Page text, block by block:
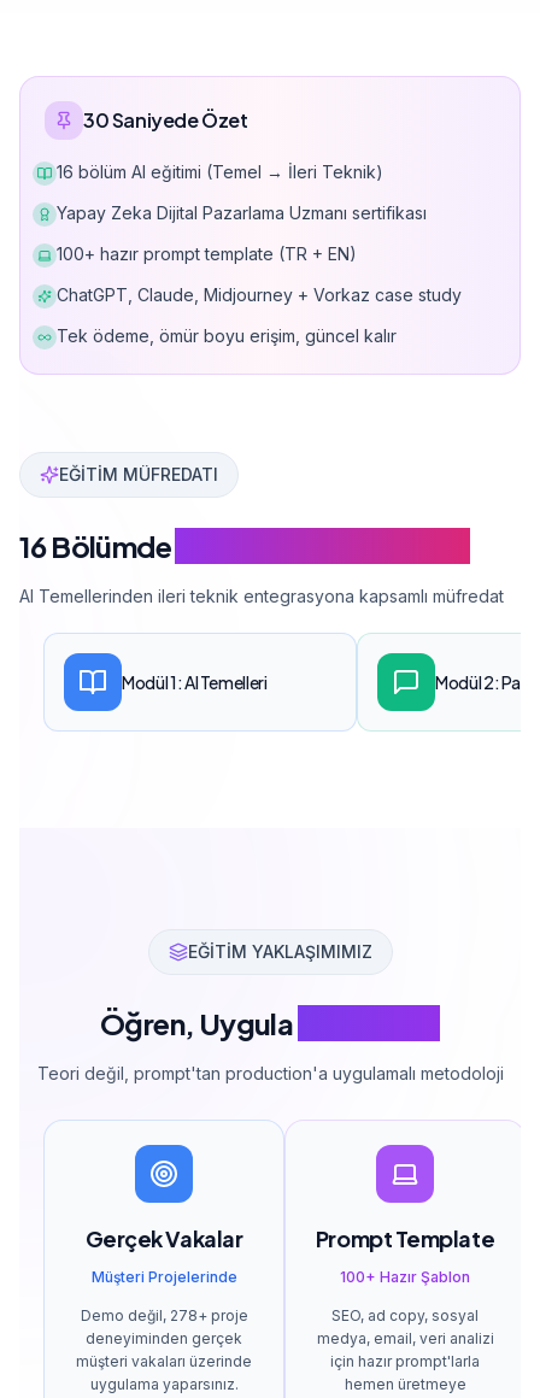
30 Saniyede Özet
16 bölüm AI eğitimi (Temel → İleri Teknik)
Yapay Zeka Dijital Pazarlama Uzmanı sertifikası
100+ hazır prompt template (TR + EN)
ChatGPT, Claude, Midjourney + Vorkaz case study
Tek ödeme, ömür boyu erişim, güncel kalır
Can Davarcı, 278+ proje deneyimi ile yapay zekayı
EĞİTİM MÜFREDATI
16 Bölümde
AI Temellerinden ileri teknik entegrasyona kapsamlı müfredat
Modül 1: AI Temelleri Modül 2:
EĞİTİM YAKLAŞIMIMIZ
Öğren, Uygula
Teori değil, prompt'tan production'a uygulamalı metodoloji
Gerçek Vakalar
Müşteri Projelerinde
Demo değil, 278+ proje
deneyiminden gerçek
müşteri vakaları üzerinde
uygulama yaparsınız.
Prompt Template
100+ Hazır Şablon
SEO, ad copy, sosyal
medya, email, veri analizi
için hazır prompt'larla
hemen üretmeye